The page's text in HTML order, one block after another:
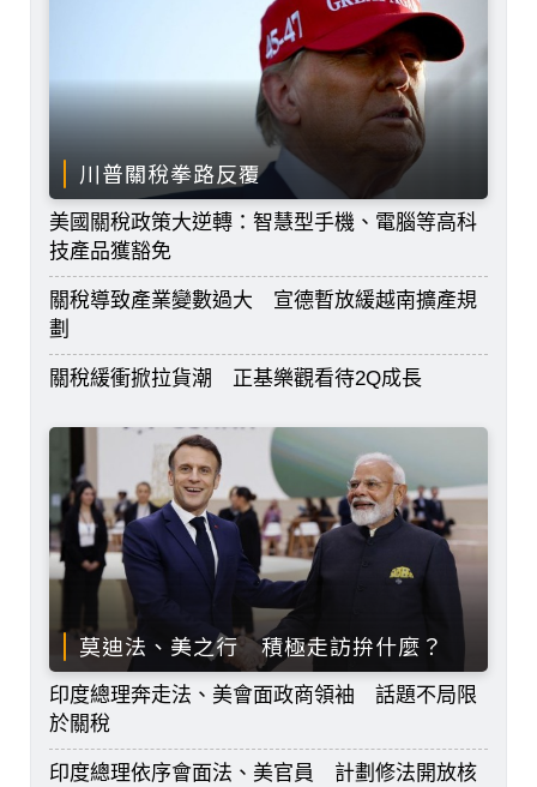
川普關稅拳路反覆
美國關稅政策大逆轉：智慧型手機、電腦等高科
技產品獲豁免
關稅導致產業變數過大 宣德暫放緩越南擴產規
劃
關稅緩衝掀拉貨潮 正基樂觀看待2Q成長
莫迪法、美之行 積極走訪拚什麼？
印度總理奔走法、美會面政商領袖 話題不局限
於關稅
印度總理依序會面法、美官員 計劃修法開放核